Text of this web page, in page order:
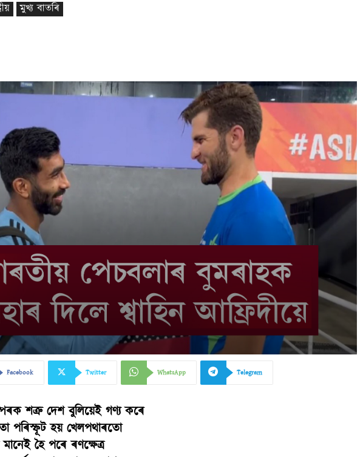
মুখ্য বাতৰি
Facebook Twitter WhatsApp Telegram
শত্ৰু দেশ বুলিয়েই গণ্য কৰে
পৰিস্ফূট হয় খেলপথাৰতো
হৈ পৰে ৰণক্ষেত্ৰ